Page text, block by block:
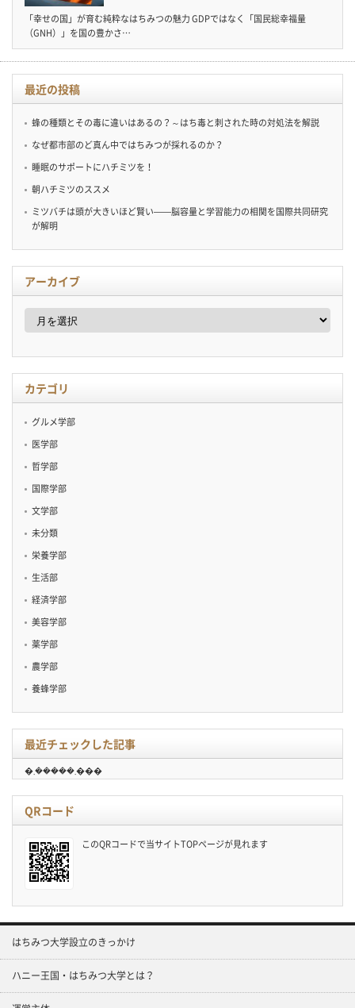
「幸せの国」が育む純粋なはちみつの魅力 GDPではなく「国民総幸福量
（GNH）」を国の豊かさ…
最近の投稿
蜂の種類とその毒に違いはあるの？～はち毒と刺された時の対処法を解説
なぜ都市部のど真ん中ではちみつが採れるのか？
睡眠のサポートにハチミツを！
朝ハチミツのススメ
ミツバチは頭が大きいほど賢い——脳容量と学習能力の相関を国際共同研究
が解明
アーカイブ
ア
イ
カテゴリ
グルメ学部
医学部
哲学部
国際学部
文学部
未分類
栄養学部
生活部
経済学部
美容学部
薬学部
農学部
養蜂学部
最近チェックした記事
�܂�����܂���
QRコード
このQRコードで当サイトTOPページが見れます
はちみつ大学設立のきっかけ
ハニー王国・はちみつ大学とは？